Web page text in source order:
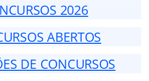
2026
ABERTOS
DE CONCURSOS